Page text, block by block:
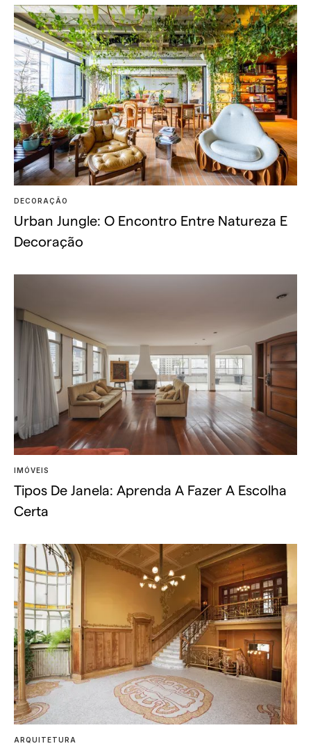
DECORAÇÃO
Urban Jungle: O Encontro Entre Natureza E
Decoração
IMÓVEIS
Tipos De Janela: Aprenda A Fazer A Escolha
Certa
ARQUITETURA